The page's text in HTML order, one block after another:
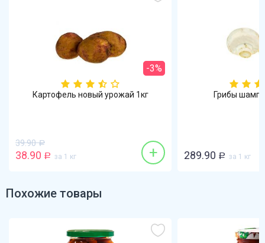
-3%
Картофель новый урожай 1кг
39.90 Р
38.90 Р за 1 кг +
Грибы
289.90 Р за 1 кг
Похожие товары